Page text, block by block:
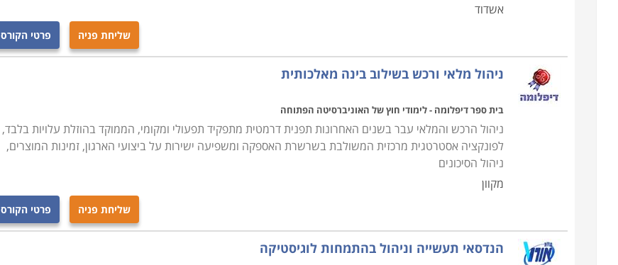
אשדוד
שליחת פניה פרטי הקורס
ניהול מלאי ורכש בשילוב בינה מאלכותית
בית ספר דיפלומה - לימודי חוץ של האוניברסיטה הפתוחה
ניהול הרכש והמלאי עבר בשנים האחרונות תפנית דרמטית מתפקיד תפעולי ומקומי, הממוקד בהוזלת עלויות בלבד,
לפונקציה אסטרטגית מרכזית המשולבת בשרשרת האספקה ומשפיעה ישירות על ביצועי הארגון, זמינות המוצרים,
ניהול הסיכונים
מקוון
שליחת פניה פרטי הקורס
הנדסאי תעשייה וניהול בהתמחות לוגיסטיקה